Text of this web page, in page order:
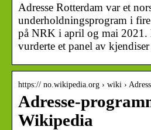
Adresse Rotterdam var et
underholdningsprogram i
på NRK i april og mai 2021.
vurderte et panel av
https:// no.wikipedia.org › wiki ›
Adresse-
Wikipedia